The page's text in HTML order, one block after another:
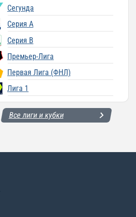
Сегунда
Серия A
Серия B
Премьер-Лига
Первая Лига (ФНЛ)
Лига 1
Все лиги и кубки